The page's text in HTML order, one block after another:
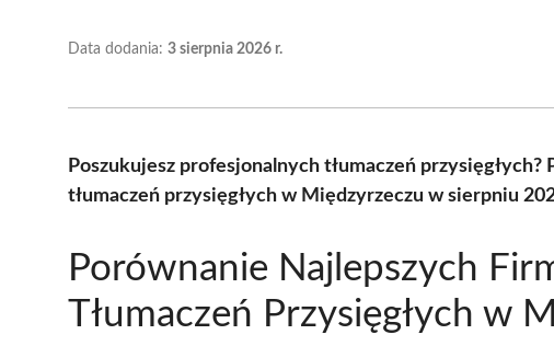
Data dodania: 3 sierpnia 2026 r.
Poszukujesz profesjonalnych tłumaczeń
tłumaczeń przysięgłych w Międzyrzeczu w sierpniu
Porównanie Najlepszych
Tłumaczeń Przysięgłych w